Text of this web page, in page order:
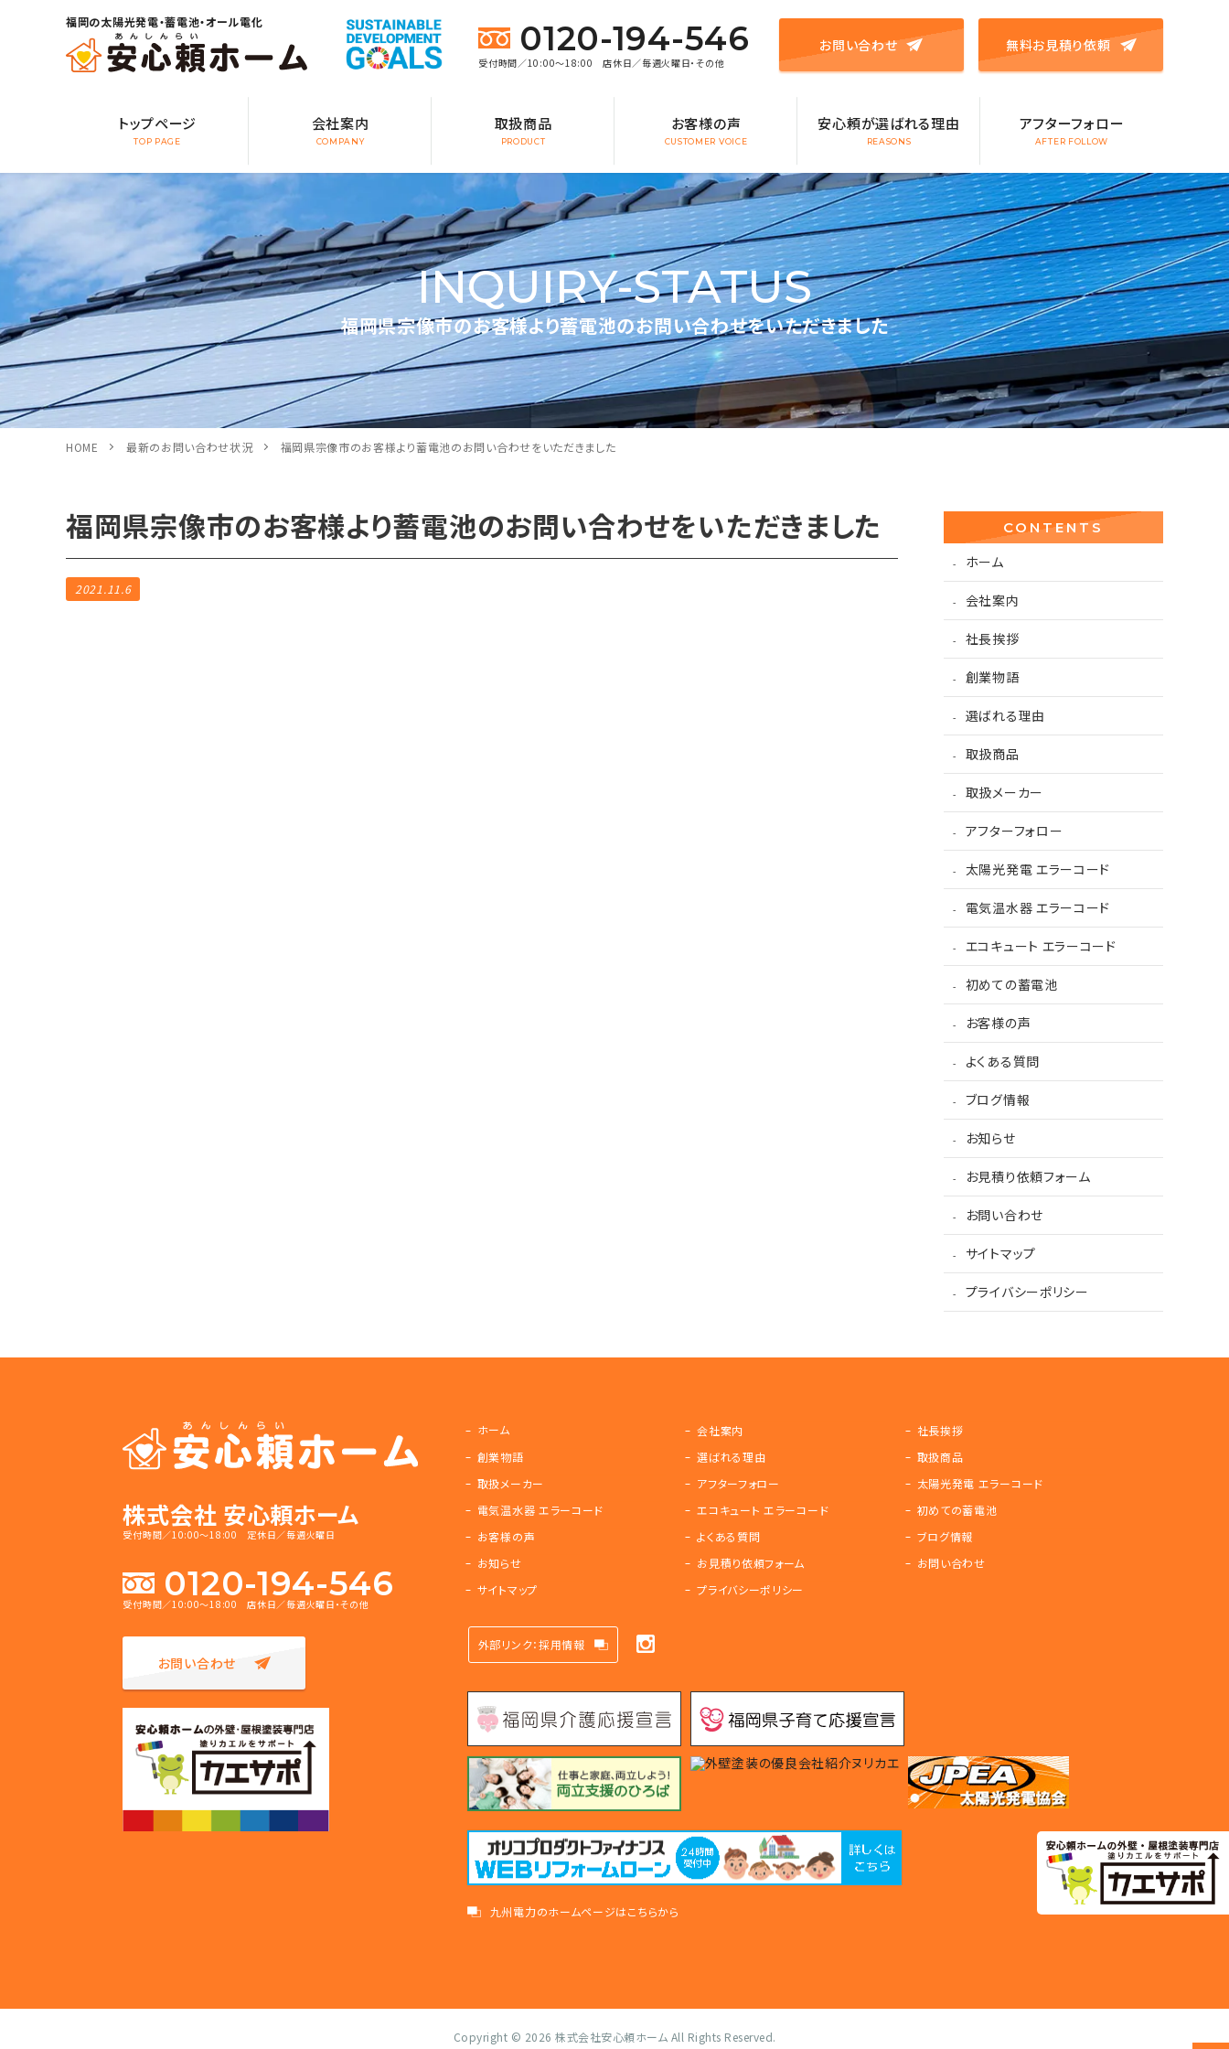
福岡の太陽光発電・蓄電池・オール電化 0120-194-546
受付時間／10:00～18:00 店休日／毎週火曜日・その他
お問い合わせ 無料お見積り依頼
トップページ
TOP PAGE
会社案内
COMPANY
取扱商品
PRODUCT
お客様の声
CUSTOMER VOICE
安心頼が選ばれる理由
REASONS
アフターフォロー
AFTER FOLLOW
INQUIRY-STATUS
福岡県宗像市のお客様より蓄電池のお問い合わせをいただきました
HOME 最新のお問い合わせ状況 福岡県宗像市のお客様より蓄電池のお問い合わせをいただきました
福岡県宗像市のお客様より蓄電池のお問い合わせをいただきました
2021.11.6
CONTENTS
ホーム
会社案内
社長挨拶
創業物語
選ばれる理由
取扱商品
取扱メーカー
アフターフォロー
太陽光発電 エラーコード
電気温水器 エラーコード
エコキュート エラーコード
初めての蓄電池
お客様の声
よくある質問
ブログ情報
お知らせ
お見積り依頼フォーム
お問い合わせ
サイトマップ
プライバシーポリシー
株式会社 安心頼ホーム
受付時間／10:00～18:00 定休日／毎週火曜日
0120-194-546
受付時間／10:00～18:00 店休日／毎週火曜日・その他
お問い合わせ
ホーム 会社案内
社長挨拶
創業物語
選ばれる理由
取扱商品
取扱メーカー
アフターフォロー
太陽光発電 エラーコード
電気温水器 エラーコード
エコキュート エラーコード
初めての蓄電池
お客様の声
よくある質問
ブログ情報
お知らせ
お見積り依頼フォーム
お問い合わせ
サイトマップ
プライバシーポリシー
外部リンク：採用情報
九州電力のホームページはこちらから
Copyright © 2026 株式会社安心頼ホーム All Rights Reserved.